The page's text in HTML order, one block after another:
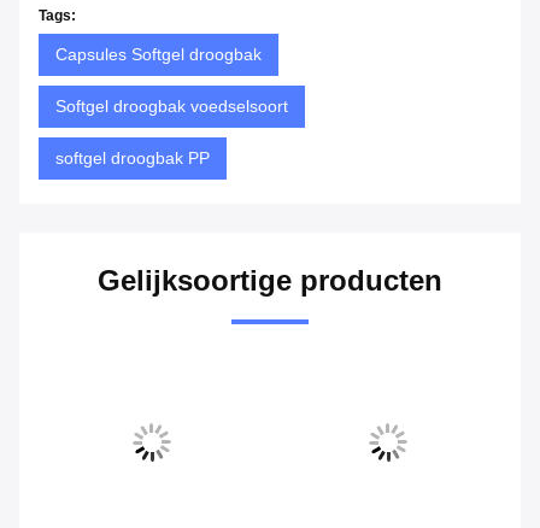
Tags:
Capsules Softgel droogbak
Softgel droogbak voedselsoort
softgel droogbak PP
Gelijksoortige producten